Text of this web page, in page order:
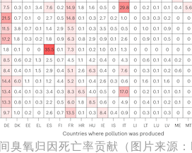
臭氧归因死亡率贡献（图片来源